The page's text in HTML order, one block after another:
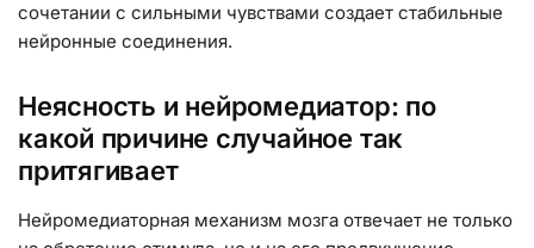
сочетании с сильными чувствами создает стабильные
нейронные соединения.
Неясность и нейромедиатор: по
какой причине случайное так
притягивает
Нейромедиаторная механизм мозга отвечает не только